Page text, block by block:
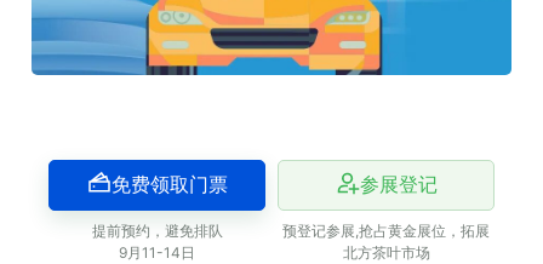
免费领取门票
提前预约，避免排队
9月11-14日
参展登记
预登记参展,抢占黄金展位，拓展
北方茶叶市场